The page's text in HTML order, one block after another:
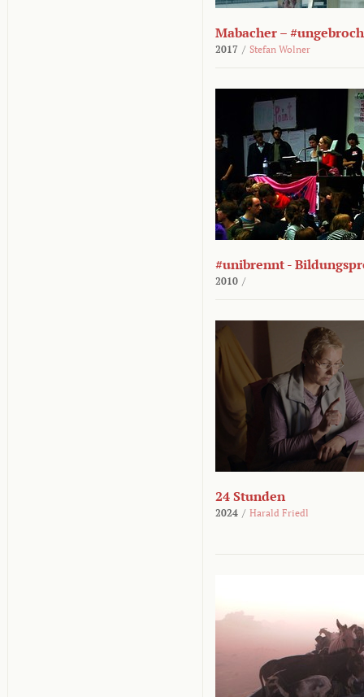
Mabacher –
2017 / Stefan Wolner
#unibrennt -
2010 /
24 Stunden
2024 / Harald Friedl